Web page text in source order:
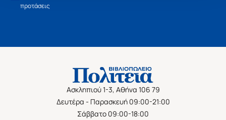
προτάσεις
Ασκληπιού 1-3, Αθήνα 106 79
Δευτέρα - Παρασκευή 09:00-21:00
Σάββατο 09:00-18:00